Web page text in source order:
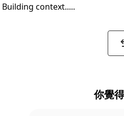
Building context...
你覺